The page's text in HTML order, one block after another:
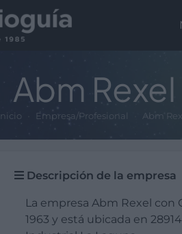
Abm Rexel
Inicio Empresa/Profesional Abm
Descripción de la empresa
La empresa Abm Rexel con
1963 y está ubicada en